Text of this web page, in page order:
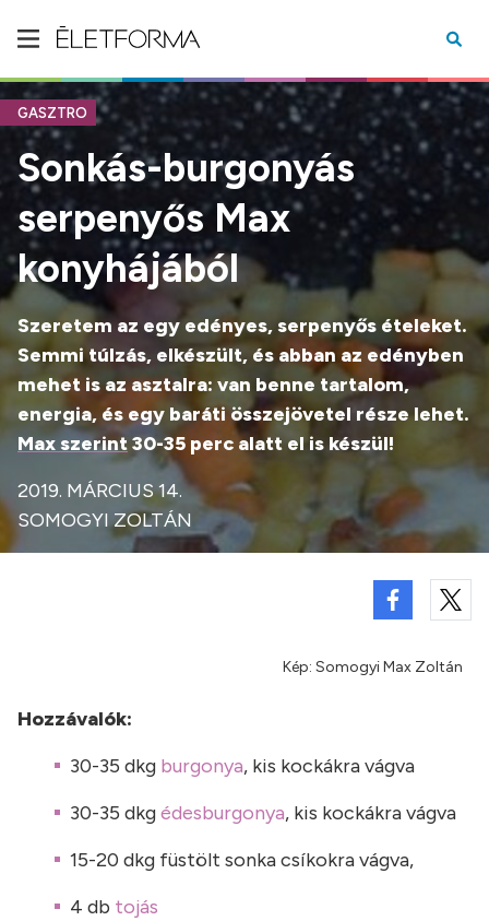
GASZTRO
Sonkás-burgonyás
serpenyős Max
konyhájából
Szeretem az egy edényes, serpenyős ételeket.
Semmi túlzás, elkészült, és abban az edényben
mehet is az asztalra: van benne tartalom,
energia, és egy baráti összejövetel része lehet.
Max szerint30-35 perc alatt el is készül!
2019. MÁRCIUS 14.
SOMOGYI ZOLTÁN
Kép: Somogyi Max Zoltán
Hozzávalók:
30-35 dkg burgonya, kis kockákra vágva
30-35 dkgédesburgonya, kis kockákra vágva
15-20 dkg füstölt sonka csíkokra vágva,
4 db tojás